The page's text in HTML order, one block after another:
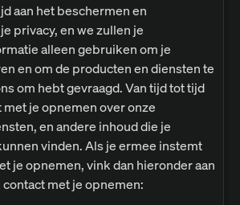
aan het beschermen en
privacy, en we zullen je
alleen gebruiken om je
en om de producten en diensten te
om hebt gevraagd. Van tijd tot tijd
je opnemen over onze
en andere inhoud die je
vinden. Als je ermee instemt
je opnemen, vink dan hieronder aan
met je opnemen: